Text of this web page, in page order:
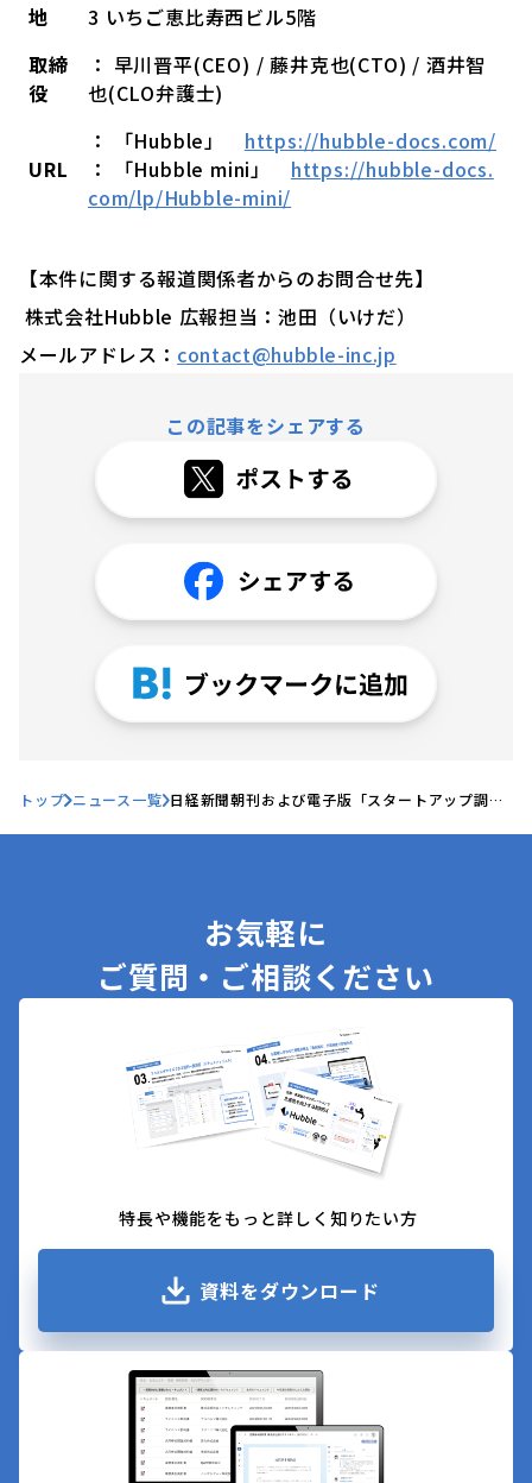
地
3 いちご恵比寿西ビル5階
取締
役
： 早川晋平(CEO) / 藤井克也(CTO) / 酒井智
也(CLO弁護士)
URL
： 「Hubble」 https://hubble-docs.com/
： 「Hubble mini」 https://hubble-docs.
com/lp/Hubble-mini/
【本件に関する報道関係者からのお問合せ先】
株式会社Hubble 広報担当：池田（いけだ）
メールアドレス： contact@hubble-inc.jp
この記事をシェアする
トップ ニュース一覧 日経新聞朝刊および電子版「スタートアップ調達
お気軽に
ご質問・ご相談ください
特長や機能をもっと詳しく知りたい方
資料をダウンロード